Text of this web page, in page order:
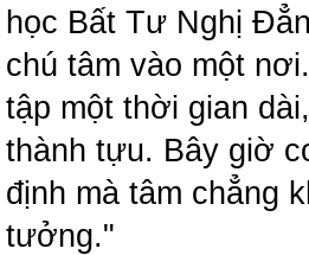
học Bất Tư Nghị
chú tâm vào một
tập một thời gian
thành tựu. Bây giờ
định mà tâm chẳng
tưởng."